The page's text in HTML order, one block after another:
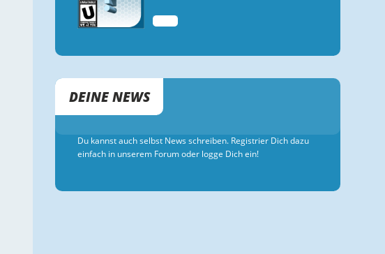
DEINE NEWS
Du kannst auch selbst News schreiben. Registrier Dich dazu
einfach in unserem Forum oder logge Dich ein!